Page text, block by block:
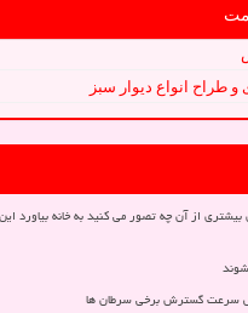
طراح انواع دیوار سبز
بیشتری از آن چه تصور می کنید به خانه بیاورد
سرعت گسترش برخی سرطان ها